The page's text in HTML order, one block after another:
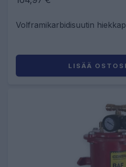
Volframikarbidisuutin
LISÄÄ